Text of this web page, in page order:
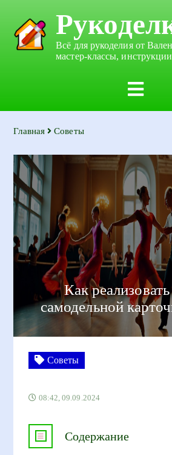
Всё для рукоделия от
мастер-классы, инструкции
Главная Советы
Как
самодельной
Советы
08:42, 09.09.2024
Содержание